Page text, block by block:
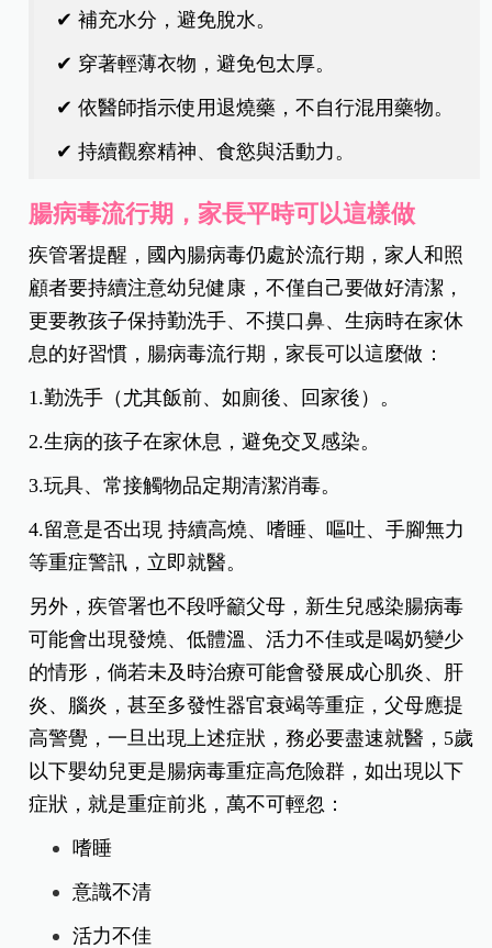
✔ 補充水分，避免脫水。
✔ 穿著輕薄衣物，避免包太厚。
✔ 依醫師指示使用退燒藥，不自行混用藥物。
✔ 持續觀察精神、食慾與活動力。
腸病毒流行期，家長平時可以這樣做
疾管署提醒，國內腸病毒仍處於流行期，家人和照
顧者要持續注意幼兒健康，不僅自己要做好清潔，
更要教孩子保持勤洗手、不摸口鼻、生病時在家休
息的好習慣，腸病毒流行期，家長可以這麼做：
1.勤洗手（尤其飯前、如廁後、回家後）。
2.生病的孩子在家休息，避免交叉感染。
3.玩具、常接觸物品定期清潔消毒。
4.留意是否出現 持續高燒、嗜睡、嘔吐、手腳無力
等重症警訊，立即就醫。
另外，疾管署也不段呼籲父母，新生兒感染腸病毒
可能會出現發燒、低體溫、活力不佳或是喝奶變少
的情形，倘若未及時治療可能會發展成心肌炎、肝
炎、腦炎，甚至多發性器官衰竭等重症，父母應提
高警覺，一旦出現上述症狀，務必要盡速就醫，5歲
以下嬰幼兒更是腸病毒重症高危險群，如出現以下
症狀，就是重症前兆，萬不可輕忽：
嗜睡
意識不清
活力不佳